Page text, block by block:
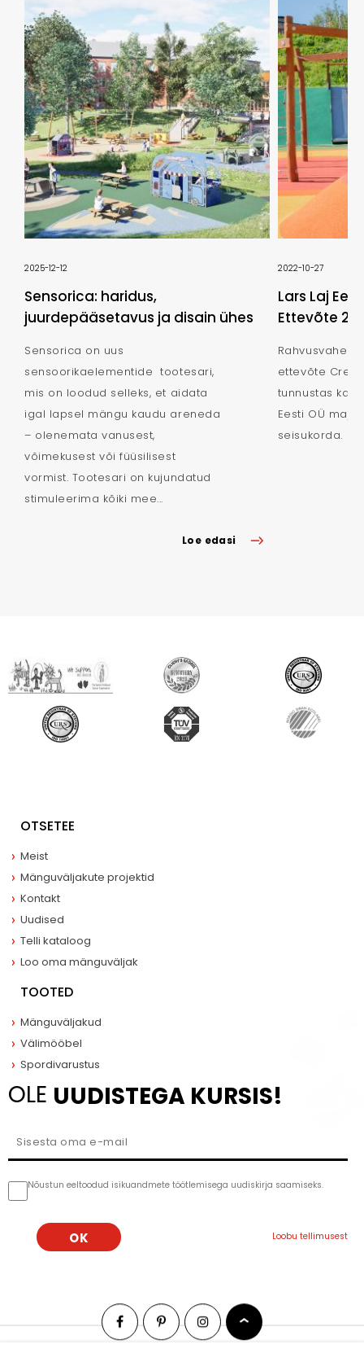
2025-12-12
Sensorica: haridus,
juurdepääsetavus ja disain ühes
Sensorica on uus
sensoorikaelementide tootesari,
mis on loodud selleks, et aidata
igal lapsel mängu kaudu areneda
– olenemata vanusest,
võimekusest või füüsilisest
vormist. Tootesari on kujundatud
stimuleerima kõiki mee...
Loe edasi
2022-10-27
Lars Laj
Ettevõte
ettevõte
tunnustas ka
Eesti OÜ
seisukorda.
OTSETEE
Meist
Mänguväljakute projektid
Kontakt
Uudised
Telli kataloog
Loo oma mänguväljak
TOOTED
Mänguväljakud
Välimööbel
Spordivarustus
OLE UUDISTEGA KURSIS!
Nõustun eeltoodud isikuandmete töötlemisega uudiskirja saamiseks.